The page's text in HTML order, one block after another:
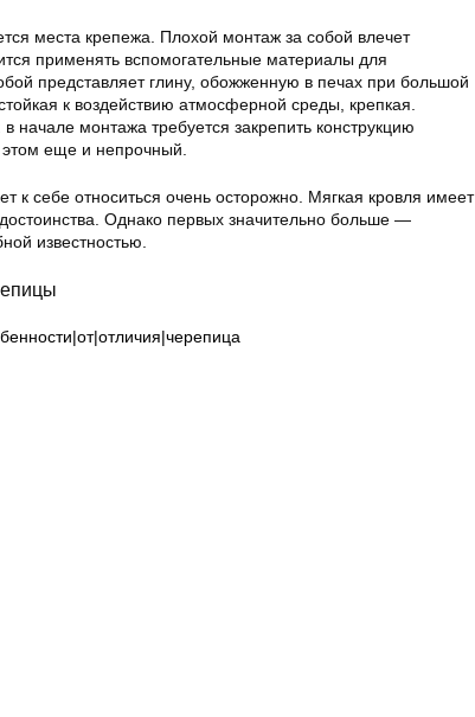
места крепежа. Плохой монтаж за собой влечет
применять вспомогательные материалы для
представляет глину, обожженную в печах при большой
к воздействию атмосферной среды, крепкая.
начале монтажа требуется закрепить конструкцию
этом еще и непрочный.
к себе относиться очень осторожно. Мягкая кровля имеет
Однако первых значительно больше —
известностью.